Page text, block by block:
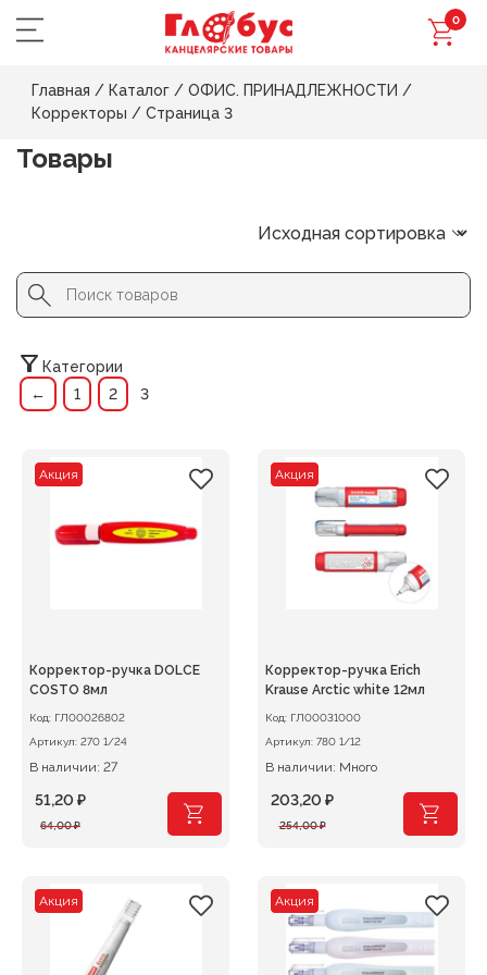
0
Главная / Каталог / ОФИС. ПРИНАДЛЕЖНОСТИ /
Корректоры / Страница 3
Товары
Search
for:
Button
Категории
←
1 2 3
Акция
Корректор-ручка DOLCE
COSTO 8мл
Код: ГЛ00026802
Артикул:
270 1/24
В наличии: 27
64,00₽
Первоначальная
64,00 ₽.
51,20 ₽
Текущая
Акция
Корректор-ручка Erich
Krause Arctic white 12мл
Код: ГЛ00031000
Артикул:
780 1/12
В наличии: Много
254,00₽
Первоначальная
254,00 ₽.
203,20 ₽
Текущая
Акция Акция